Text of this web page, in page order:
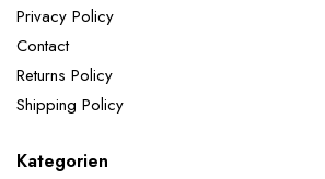
Privacy Policy
Contact
Returns Policy
Shipping Policy
Kategorien